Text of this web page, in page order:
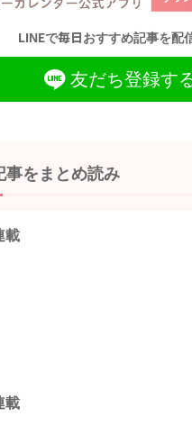
LINEで毎日おすすめ記事を配
友だち登録す
事をまとめ読み
載
載